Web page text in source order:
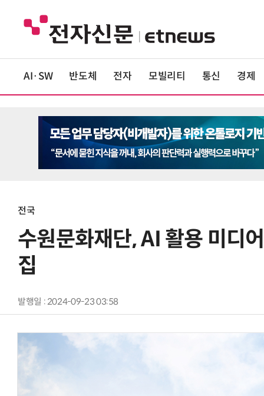
AI·SW 반도체 전자 모빌리티 통신 경제
전국
수원문화재단, AI 활용 미디
집
발행일 : 2024-09-23 03:58